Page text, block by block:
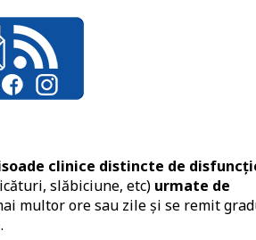
clinice distincte de
slăbiciune, etc) urmate de
multor ore sau zile și se remit